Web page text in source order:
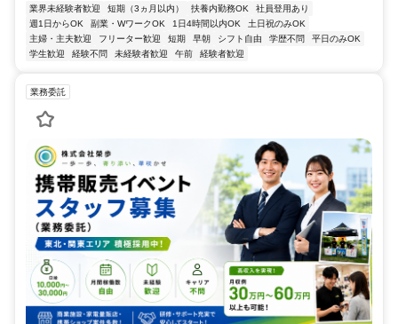
業界未経験者歓迎 短期（3ヵ月以内） 扶養内勤務OK
社員登用あり
週1日からOK
副業・WワークOK 1日4時間以内OK
土日祝のみOK
主婦・主夫歓迎
フリーター歓迎 短期 早朝 シフト自由 学歴不問
平日のみOK
学生歓迎
経験不問 未経験者歓迎 午前 経験者歓迎
業務委託